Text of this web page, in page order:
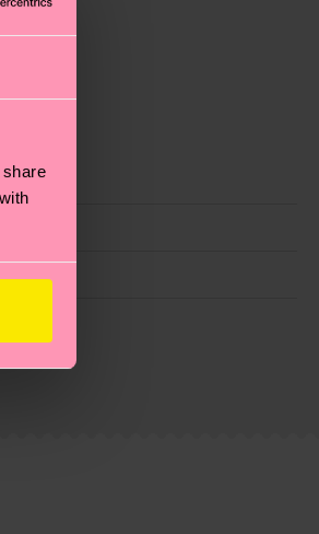
die richtige Pflege von
beginnt sobald deine Bestellung